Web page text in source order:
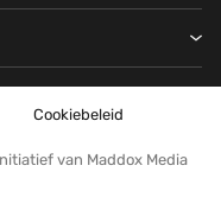
van Maddox Media
Cookiebeleid